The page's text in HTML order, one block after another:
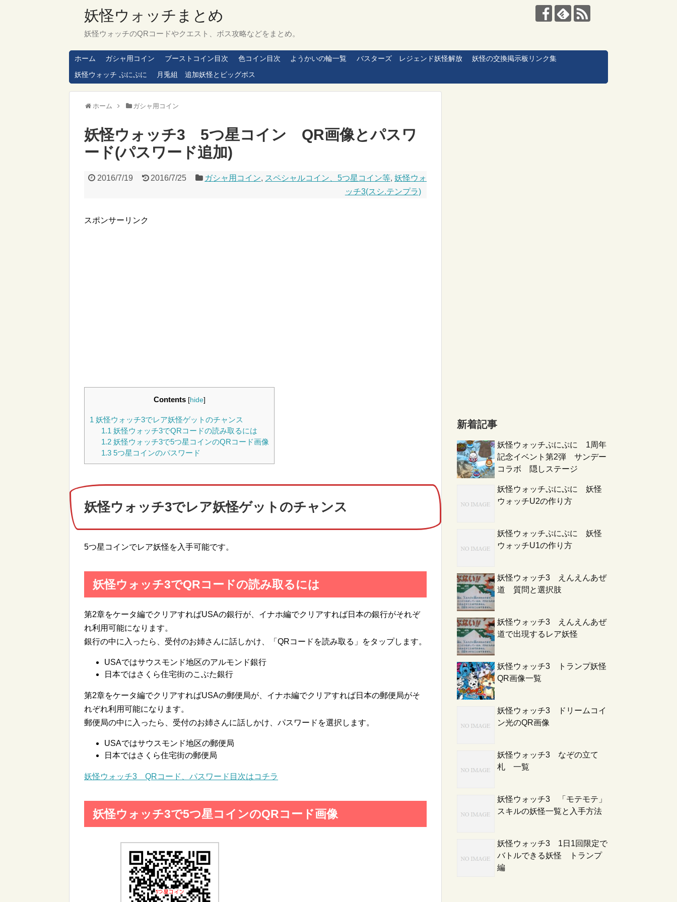
妖怪ウォッチまとめ
妖怪ウォッチのQRコードやクエスト、ボス攻略などをまとめ。
ホーム ガシャ用コイン ブーストコイン目次 色コイン目次 ようかいの輪一覧 バスターズ レジェンド妖怪解放
妖怪の交換掲示板リンク集
妖怪ウォッチ ぷにぷに
月兎組 追加妖怪とビッグボス
ホーム ガシャ用コイン
妖怪ウォッチ3 5つ星コイン QR画像とパスワ
ード(パスワード追加)
2016/7/19 2016/7/25 ガシャ用コイン, スペシャルコイン、5つ星コイン等, 妖怪ウォ
ッチ3(スシ.テンプラ)
スポンサーリンク
Contents [hide]
1 妖怪ウォッチ3でレア妖怪ゲットのチャンス
1.1 妖怪ウォッチ3でQRコードの読み取るには
1.2妖怪ウォッチ3で5つ星コインのQRコード画像
1.35つ星コインのパスワード
妖怪ウォッチ3でレア妖怪ゲットのチャンス
5つ星コインでレア妖怪を入手可能です。
妖怪ウォッチ3でQRコードの読み取るには
第2章をケータ編でクリアすればUSAの銀行が、イナホ編でクリアすれば日本の銀行がそれぞ
れ利用可能になります。
銀行の中に入ったら、受付のお姉さんに話しかけ、「QRコードを読み取る」をタップします。
USAではサウスモンド地区のアルモンド銀行
日本ではさくら住宅街のこぶた銀行
第2章をケータ編でクリアすればUSAの郵便局が、イナホ編でクリアすれば日本の郵便局がそ
れぞれ利用可能になります。
郵便局の中に入ったら、受付のお姉さんに話しかけ、パスワードを選択します。
USAではサウスモンド地区の郵便局
日本ではさくら住宅街の郵便局
妖怪ウォッチ3 QRコード、パスワード目次はコチラ
妖怪ウォッチ3で5つ星コインのQRコード画像
新着記事
妖怪ウォッチぷにぷに 1周年
記念イベント第2弾 サンデー
コラボ 隠しステージ
妖怪ウォッチぷにぷに 妖怪
ウォッチU2の作り方
妖怪ウォッチぷにぷに 妖怪
ウォッチU1の作り方
妖怪ウォッチ3 えんえんあぜ
道 質問と選択肢
妖怪ウォッチ3 えんえんあぜ
道で出現するレア妖怪
妖怪ウォッチ3 トランプ妖怪
QR画像一覧
妖怪ウォッチ3 ドリームコイ
ン光のQR画像
妖怪ウォッチ3 なぞの立て
札 一覧
妖怪ウォッチ3 「モテモテ」
スキルの妖怪一覧と入手方法
妖怪ウォッチ3 1日1回限定で
バトルできる妖怪 トランプ
編